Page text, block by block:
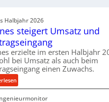
Halbjahr 2026
steigert Umsatz und
erzielte im ersten Halbjahr
bei Umsatz als auch beim
einen Zuwachs.
:
K
r